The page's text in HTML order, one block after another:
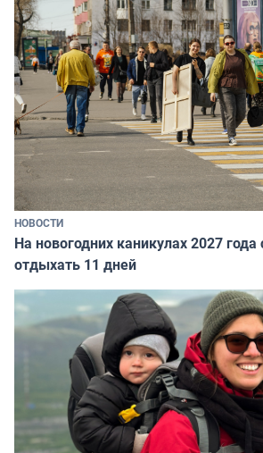
НОВОСТИ
На новогодних каникулах 2027 года
отдыхать 11 дней